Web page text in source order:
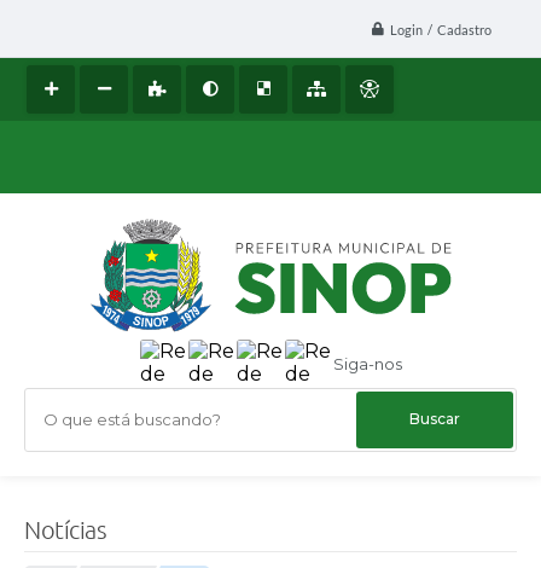
Login / Cadastro
Siga-nos
O que está buscando?
Notícias